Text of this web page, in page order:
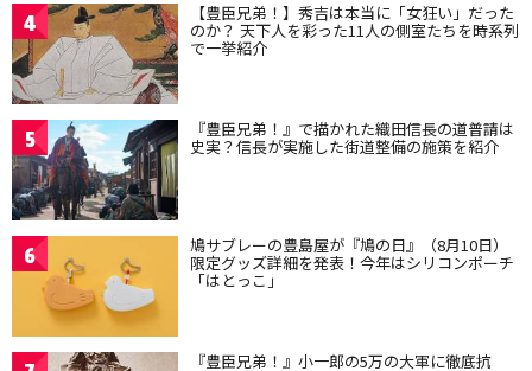
4 【豊臣兄弟！】秀吉は本当に「女狂い」だった
のか？ 天下人を彩った11人の側室たちを時系列
で一挙紹介
5 『豊臣兄弟！』で描かれた織田信長の道普請は
史実？信長が実施した街道整備の施策を紹介
6 鳩サブレーの豊島屋が『鳩の日』（8月10日）
限定グッズ詳細を発表！今年はシリコンポーチ
「はとっこ」
『豊臣兄弟！』小一郎の5万の大軍に徹底抗